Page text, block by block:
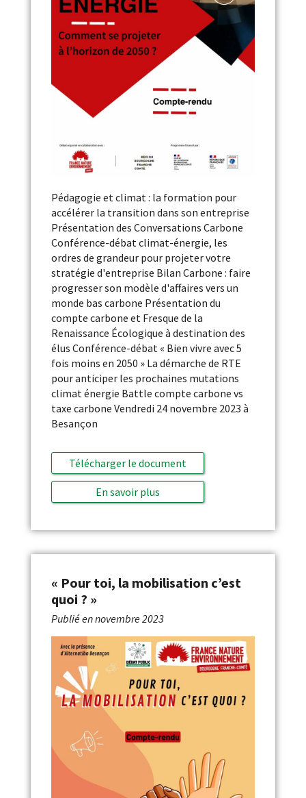
Pédagogie et climat : la formation pour
accélérer la transition dans son entreprise
Présentation des Conversations Carbone
Conférence-débat climat-énergie, les
ordres de grandeur pour projeter votre
stratégie d'entreprise Bilan Carbone : faire
progresser son modèle d'affaires vers un
monde bas carbone Présentation du
compte carbone et Fresque de la
Renaissance Écologique à destination des
élus Conférence-débat « Bien vivre avec 5
fois moins en 2050 » La démarche de RTE
pour anticiper les prochaines mutations
climat énergie Battle compte carbone vs
taxe carbone Vendredi 24 novembre 2023 à
Besançon
Télécharger le document
En savoir plus
« Pour toi, la mobilisation c’est
quoi ? »
Publié ennovembre 2023